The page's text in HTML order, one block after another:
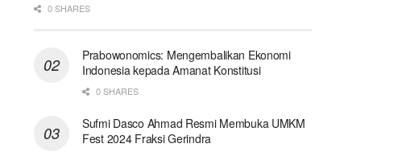
0 SHARES
Prabowonomics: Mengembalikan Ekonomi
Indonesia kepada Amanat Konstitusi
0 SHARES
Sufmi Dasco Ahmad Resmi Membuka UMKM
Fest 2024 Fraksi Gerindra